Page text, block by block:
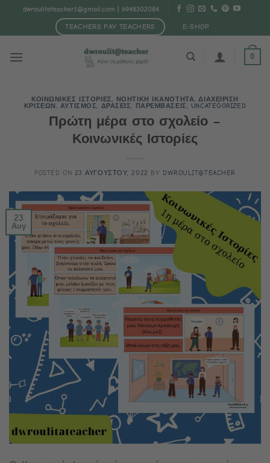
Μετάβαση
περιεχόμενο
dwroulitateacher1@gmail.com | 6948302084
TEACHERS PAY TEACHERS E-SHOP
0
ΚΟΙΝΩΝΙΚΕΣ ΙΣΤΟΡΙΕΣ, ΝΟΗΤΙΚΗ ΙΚΑΝΟΤΗΤΑ,ΔΙΑΧΕΙΡΙΣΗ
ΚΡΙΣΕΩΝ , ΑΥΤΙΣΜΟΣ, ΔΡΑΣΕΙΣ, ΠΑΡΕΜΒΑΣΕΙΣ, UNCATEGORIZED
Πρώτη μέρα στο σχολείο –
Κοινωνικές Ιστορίες
POSTED ON 23 ΑΥΓΟΥΣΤΟΥ, 2022 BY DWROULIT@TEACHER
23
Αυγ